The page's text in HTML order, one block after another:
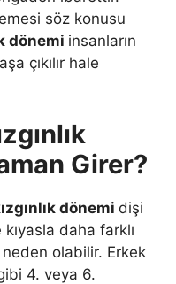
söz konusu
dönemi insanların
çıkılır hale
Girer?
dönemi dişi
kıyasla daha farklı
neden olabilir. Erkek
4. veya 6.